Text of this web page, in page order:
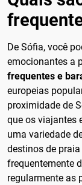
De Sófia, você
emocionantes a
frequentes e
europeias
proximidade de
que os viajantes
uma variedade
destinos de
frequentemente
regularmente as